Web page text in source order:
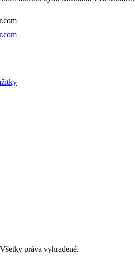
práva vyhradené.